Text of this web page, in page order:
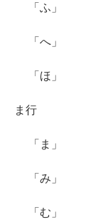
「ふ」
「へ」
「ほ」
ま行
「ま」
「み」
「む」